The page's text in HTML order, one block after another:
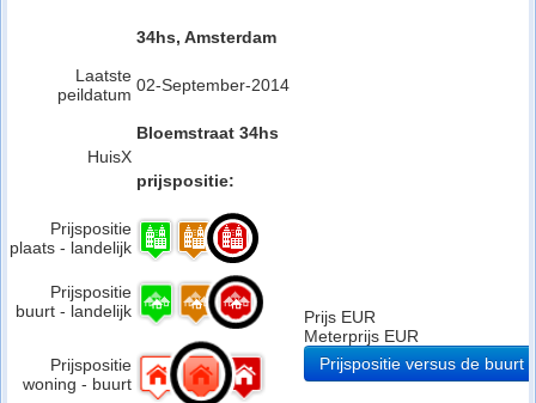
34hs, Amsterdam
Laatste
peildatum 02-September-2014
HuisX
Bloemstraat 34hs
prijspositie:
Prijspositie
plaats - landelijk
Prijspositie
buurt - landelijk
Prijspositie
woning - buurt
Prijs EUR
Meterprijs EUR
Prijspositie versus de buurt